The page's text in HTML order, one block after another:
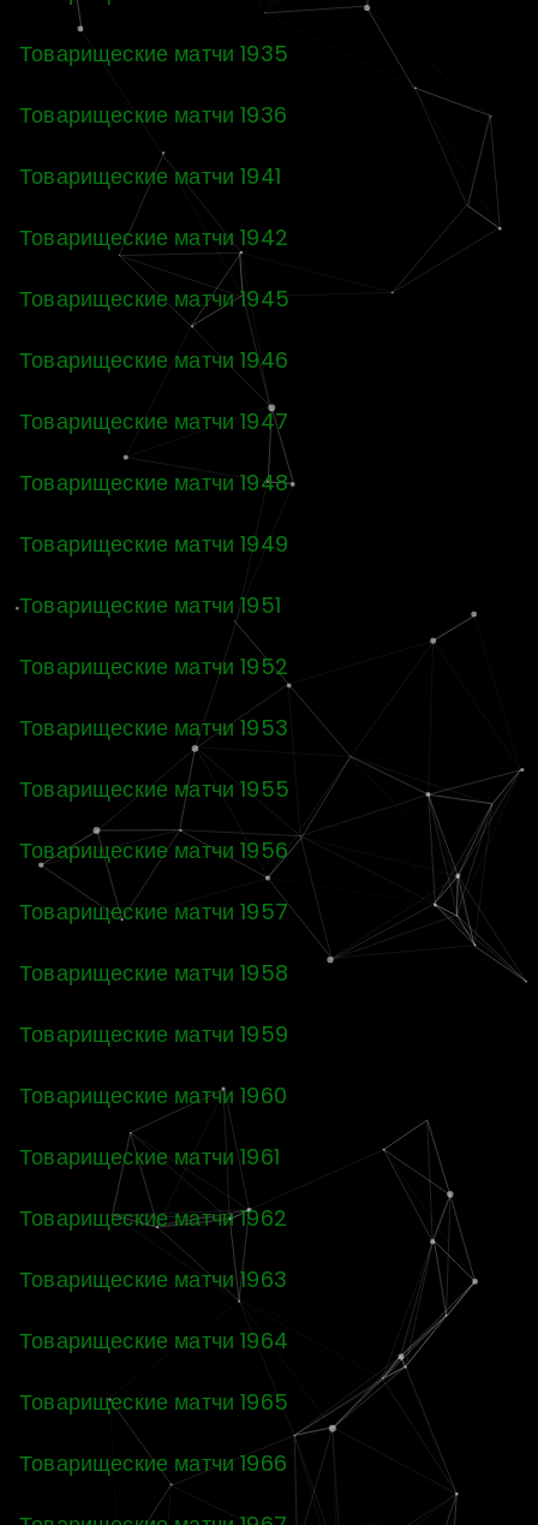
Товарищеские матчи 1935
Товарищеские матчи 1936
Товарищеские матчи 1941
Товарищеские матчи 1942
Товарищеские матчи 1945
Товарищеские матчи 1946
Товарищеские матчи 1947
Товарищеские матчи 1948
Товарищеские матчи 1949
Товарищеские матчи 1951
Товарищеские матчи 1952
Товарищеские матчи 1953
Товарищеские матчи 1955
Товарищеские матчи 1956
Товарищеские матчи 1957
Товарищеские матчи 1958
Товарищеские матчи 1959
Товарищеские матчи 1960
Товарищеские матчи 1961
Товарищеские матчи 1962
Товарищеские матчи 1963
Товарищеские матчи 1964
Товарищеские матчи 1965
Товарищеские матчи 1966